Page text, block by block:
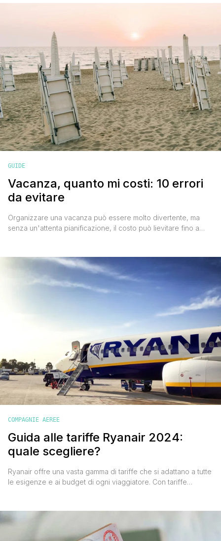
visitare l'Inghilterra, la Scozia, il Galles o l'Irlanda del Nord
GUIDE
Vacanza, quanto mi costi: 10 errori
da evitare
Organizzare una vacanza può essere molto divertente, ma
senza un'attenta pianificazione, il costo può lievitare fino a
Prenotare i voli al momento sbagliato Prenotare i voli troppo in
anticipo o all'ultimo minuto spesso comporta spese inutili.
Secondo [']
COMPAGNIE AEREE
Guida alle tariffe Ryanair 2024:
quale scegliere?
Ryanair offre una vasta gamma di tariffe che si adattano a tutte
le esigenze e ai budget di ogni viaggiatore. Con tariffe
un'avventura all'insegna dell'esplorazione. Continua a leggere
per scoprire tutto quello che c'è [']